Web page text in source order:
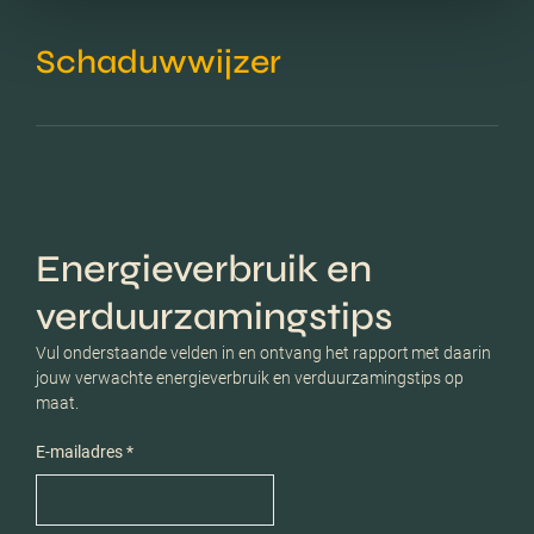
Schaduwwijzer
Energieverbruik en
verduurzamingstips
Vul onderstaande velden in en ontvang het rapport met daarin
jouw verwachte energieverbruik en verduurzamingstips op
maat.
E-mailadres *